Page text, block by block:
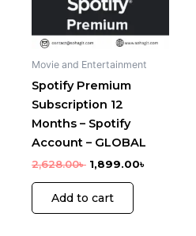
Movie and Entertainment
Spotify Premium
Subscription 12
Months – Spotify
Account – GLOBAL
2,628.00৳ 1,899.00৳
Add to cart